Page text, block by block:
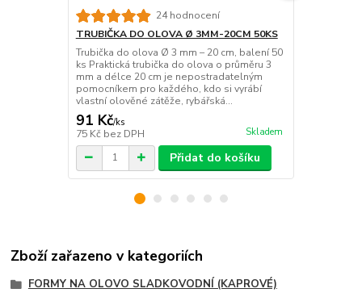
24 hodnocení
TRUBIČKA DO OLOVA Ø 3MM-20CM 50KS
Trubička do olova Ø 3 mm – 20 cm, balení 50
ks Praktická trubička do olova o průměru 3
mm a délce 20 cm je nepostradatelným
pomocníkem pro každého, kdo si vyrábí
vlastní olověné zátěže, rybářská...
91 Kč/ks
75 Kč bez DPH Skladem
Přidat do košíku
Zboží zařazeno v kategoriích
FORMY NA OLOVO SLADKOVODNÍ (KAPROVÉ)